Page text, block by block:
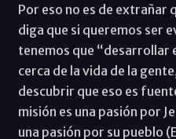
Por eso no es de extrañar
diga que si queremos ser
tenemos que “desarrollar
cerca de la vida de la
descubrir que eso es
misión es una pasión por
una pasión por su pueblo